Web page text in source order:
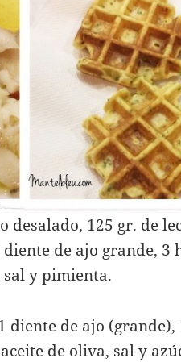
desalado, 125 gr. de
de ajo grande, 3
y pimienta.
diente de ajo (grande),
de oliva, sal y